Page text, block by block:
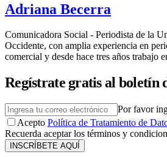
Adriana Becerra
Comunicadora Social - Periodista de la
Occidente, con amplia experiencia en
comercial y desde hace tres años trabajo
Regístrate gratis al boletín
Por favor
Acepto Política de Tratamiento de
Recuerda aceptar los términos y
INSCRÍBETE AQUÍ